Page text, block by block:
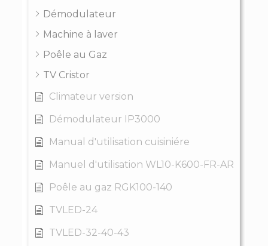
Démodulateur
Machine à laver
Poêle au Gaz
TV Cristor
Climateur version
Démodulateur IP3000
Manual d'utilisation cuisiniére
Manuel d'utilisation WL10-K600-FR-AR
Poêle au gaz RGK100-140
TVLED-24
TVLED-32-40-43